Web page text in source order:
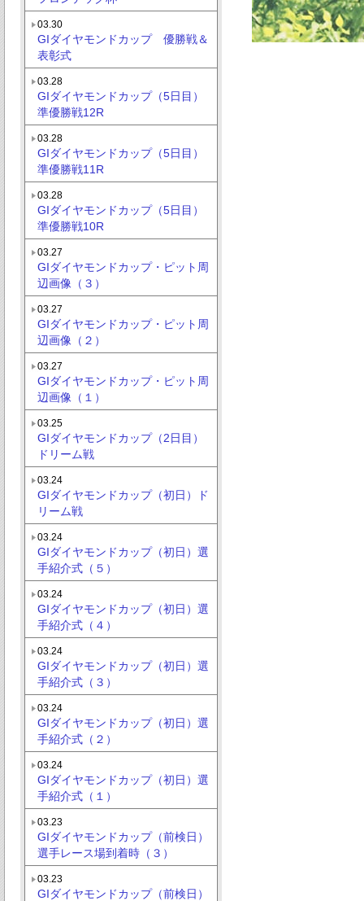
03.30
GIダイヤモンドカップ 優勝戦＆
表彰式
03.28
GIダイヤモンドカップ（5日目）
準優勝戦12R
03.28
GIダイヤモンドカップ（5日目）
準優勝戦11R
03.28
GIダイヤモンドカップ（5日目）
準優勝戦10R
03.27
GIダイヤモンドカップ・ピット周
辺画像（３）
03.27
GIダイヤモンドカップ・ピット周
辺画像（２）
03.27
GIダイヤモンドカップ・ピット周
辺画像（１）
03.25
GIダイヤモンドカップ（2日目）
ドリーム戦
03.24
GIダイヤモンドカップ（初日）ド
リーム戦
03.24
GIダイヤモンドカップ（初日）選
手紹介式（５）
03.24
GIダイヤモンドカップ（初日）選
手紹介式（４）
03.24
GIダイヤモンドカップ（初日）選
手紹介式（３）
03.24
GIダイヤモンドカップ（初日）選
手紹介式（２）
03.24
GIダイヤモンドカップ（初日）選
手紹介式（１）
03.23
GIダイヤモンドカップ（前検日）
選手レース場到着時（３）
03.23
GIダイヤモンドカップ（前検日）